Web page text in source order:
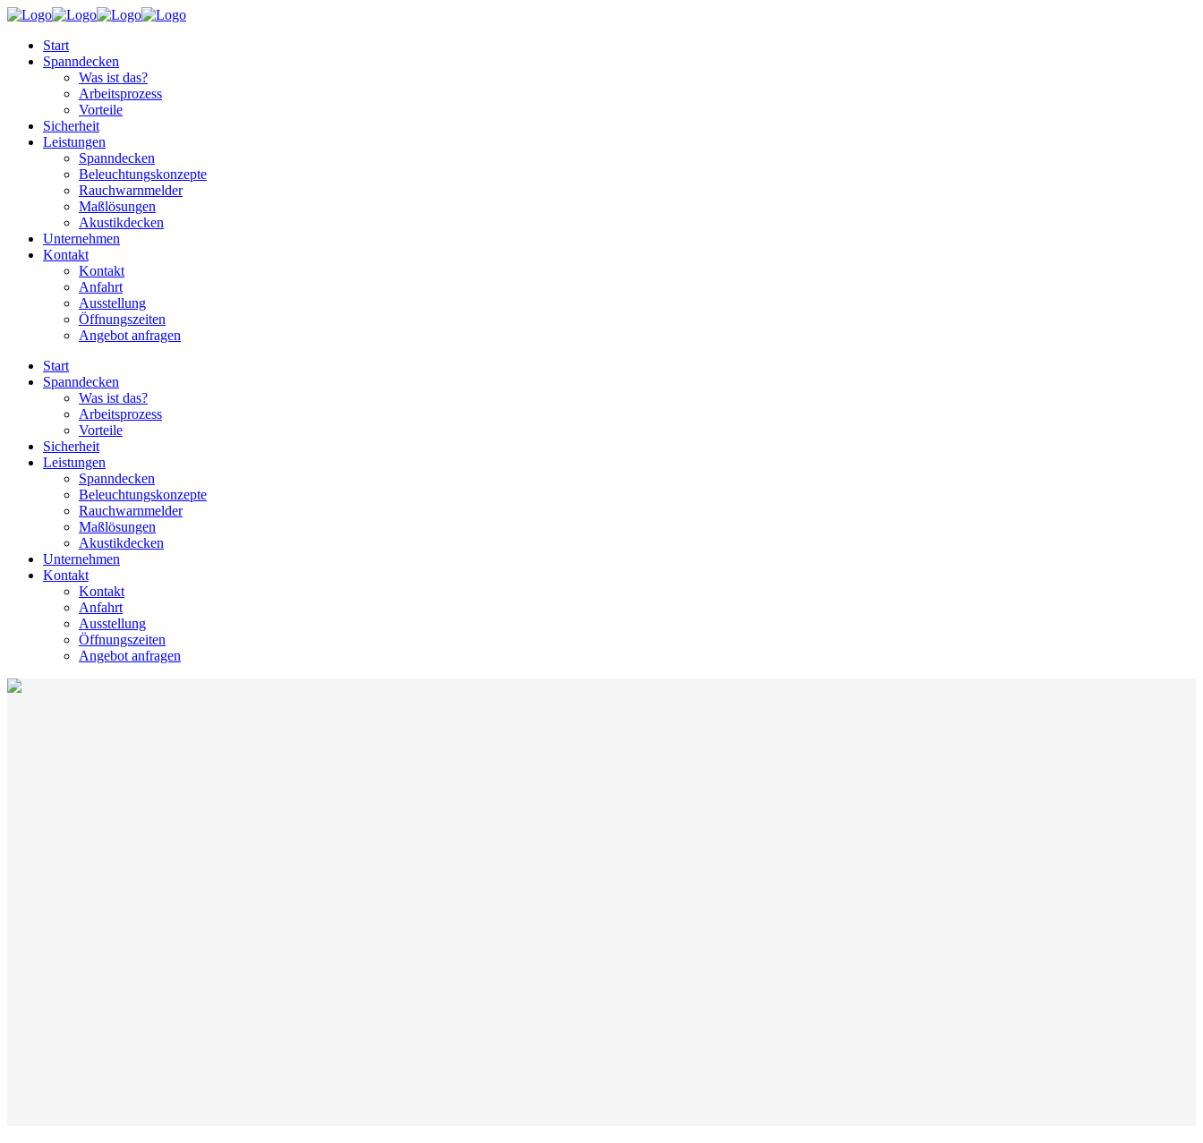
Start
Spanndecken
Was ist das?
Arbeitsprozess
Vorteile
Sicherheit
Leistungen
Spanndecken
Beleuchtungskonzepte
Rauchwarnmelder
Maßlösungen
Akustikdecken
Unternehmen
Kontakt
Kontakt
Anfahrt
Ausstellung
Öffnungszeiten
Angebot anfragen
Start
Spanndecken
Was ist das?
Arbeitsprozess
Vorteile
Sicherheit
Leistungen
Spanndecken
Beleuchtungskonzepte
Rauchwarnmelder
Maßlösungen
Akustikdecken
Unternehmen
Kontakt
Kontakt
Anfahrt
Ausstellung
Öffnungszeiten
Angebot anfragen